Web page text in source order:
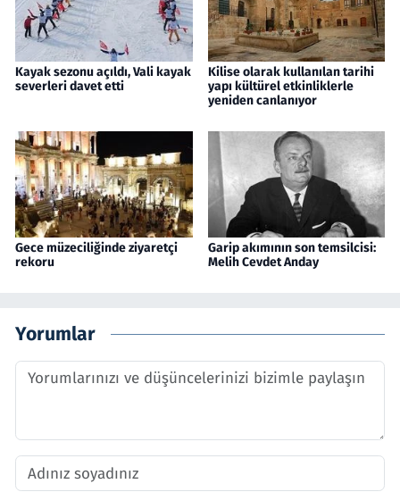
Kayak sezonu açıldı, Vali kayak
severleri davet etti
Kilise olarak kullanılan tarihi
yapı kültürel etkinliklerle
yeniden canlanıyor
Gece müzeciliğinde ziyaretçi
rekoru
Garip akımının son temsilcisi:
Melih Cevdet Anday
Yorumlar